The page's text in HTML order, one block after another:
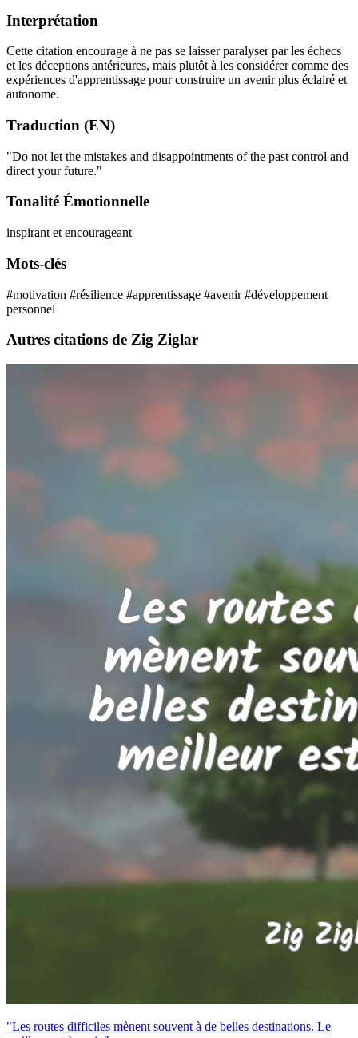
Interprétation
Cette citation encourage à ne pas se laisser paralyser par les échecs
et les déceptions antérieures, mais plutôt à les considérer comme des
expériences d'apprentissage pour construire un avenir plus éclairé et
autonome.
Traduction (EN)
"Do not let the mistakes and disappointments of the past control and
direct your future."
Tonalité Émotionnelle
inspirant et encourageant
Mots-clés
#motivation #résilience #apprentissage #avenir#développement
personnel
Autres citations de Zig Ziglar
"Les routes difficiles mènent souvent à de belles destinations. Le